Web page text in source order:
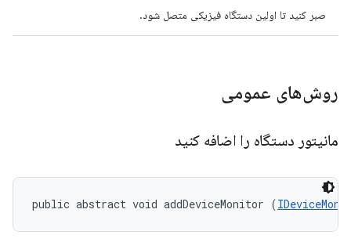
صبر کنید تا اولین دستگاه فیزیکی متصل شود.
روش‌های عمومی
مانیتور دستگاه را اضافه کنید
public abstract void addDeviceMonitor (